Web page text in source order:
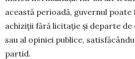
această perioadă, guvernul
achiziții fără licitație și departe
sau al opiniei publice,
partid.